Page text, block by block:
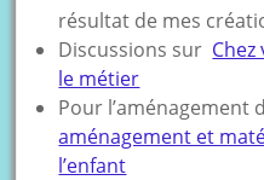
résultat de mes
Discussions sur
le métier
Pour l’aménagement
aménagement et
l’enfant